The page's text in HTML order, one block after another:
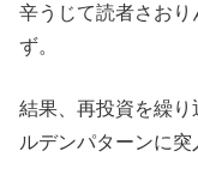
辛うじて読者さお
ず。
結果、再投資を繰
ルデンパターンに突